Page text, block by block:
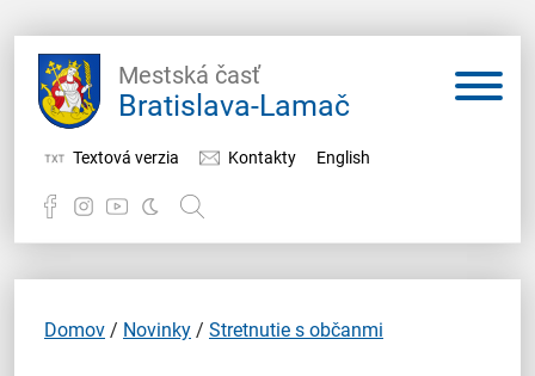
Mestská časť
Bratislava-Lamač
Textová verzia Kontakty English
Samospráva
Domov / Novinky / Stretnutie s občanmi